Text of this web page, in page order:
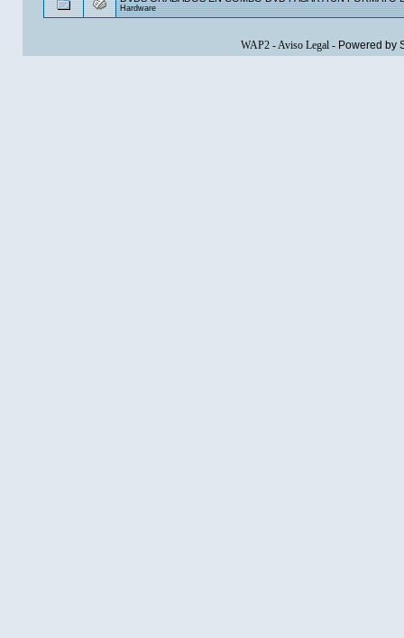
Hardware
WAP2-Aviso Legal- Powered by